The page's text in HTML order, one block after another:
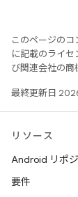
このページのコ
に記載のライ
び関連会社の商
最終更新日
リソース
Android リポ
要件